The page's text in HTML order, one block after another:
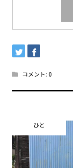
コメント: 0
ひと